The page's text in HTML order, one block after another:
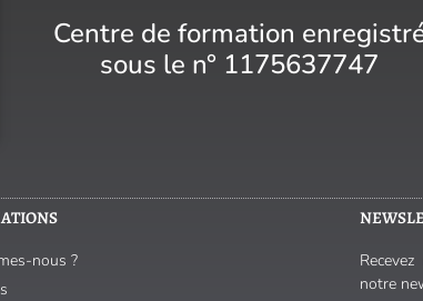
Centre de formation
sous le n° 1175637747
nous ?
notre